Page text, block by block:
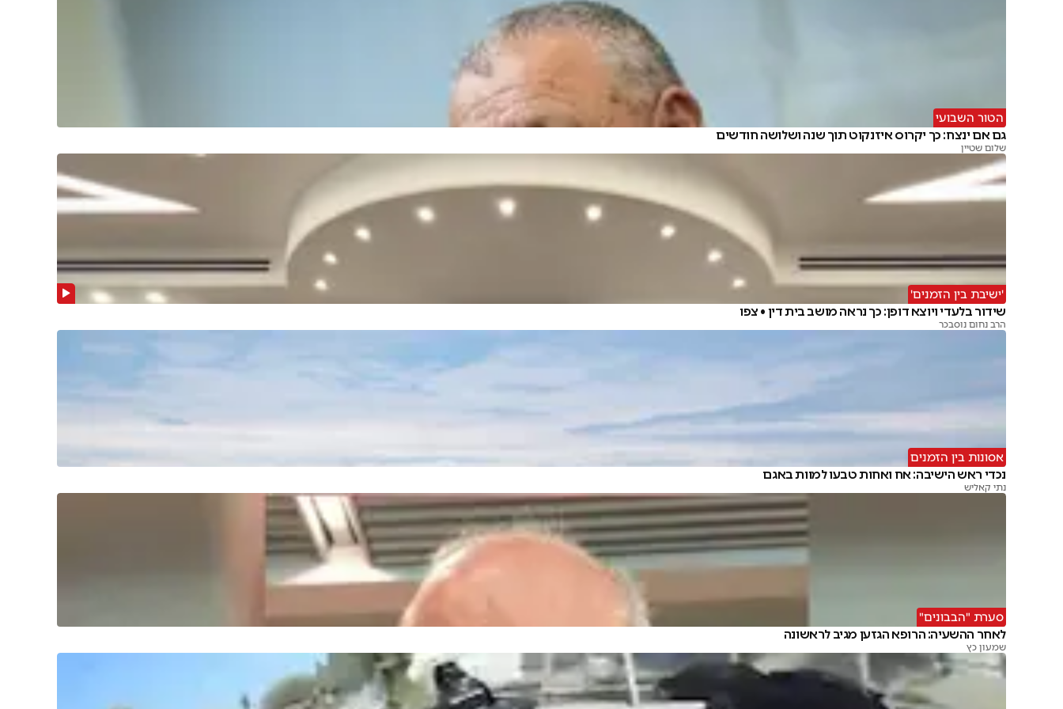
הטור השבועי
גם אם ינצח: כך יקרוס איזנקוט תוך שנה ושלושה חודשים
שלום שטיין
'ישיבת בין הזמנים'
שידור בלעדי ויוצא דופן: כך נראה מושב בית דין • צפו
הרב נחום נוסבכר
אסונות בין הזמנים
נכדי ראש הישיבה: אח ואחות טבעו למוות באגם
נתי קאליש
סערת "הבבונים"
לאחר ההשעיה: הרופא הגזען מגיב לראשונה
שמעון כץ